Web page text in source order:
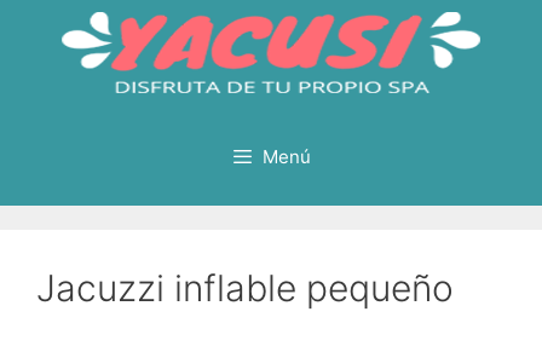
contenido
Menú
Jacuzzi inflable pequeño